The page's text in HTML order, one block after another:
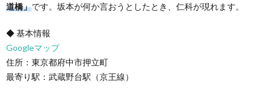
道橋」です。坂本が何か言おうとしたとき、仁科が現れます。
◆ 基本情報
Googleマップ
住所：東京都府中市押立町
最寄り駅：武蔵野台駅（京王線）